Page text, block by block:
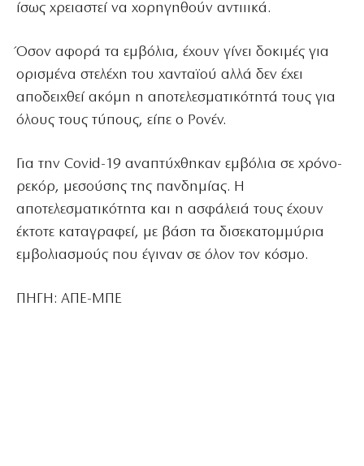
ίσως χρειαστεί να χορηγηθούν αντιιικά.
Όσον αφορά τα εμβόλια, έχουν γίνει δοκιμές για
ορισμένα στελέχη του χανταϊού αλλά δεν έχει
αποδειχθεί ακόμη η αποτελεσματικότητά τους για
όλους τους τύπους, είπε ο Ρονέν.
Για την Covid-19 αναπτύχθηκαν εμβόλια σε χρόνο-
ρεκόρ, μεσούσης της πανδημίας. Η
αποτελεσματικότητα και η ασφάλειά τους έχουν
έκτοτε καταγραφεί, με βάση τα δισεκατομμύρια
εμβολιασμούς που έγιναν σε όλον τον κόσμο.
ΠΗΓΗ: ΑΠΕ-ΜΠΕ